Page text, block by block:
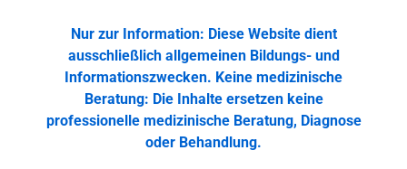
Nur zur Information: Diese Website dient
ausschließlich allgemeinen Bildungs- und
Informationszwecken. Keine medizinische
Beratung: Die Inhalte ersetzen keine
professionelle medizinische Beratung, Diagnose
oder Behandlung.